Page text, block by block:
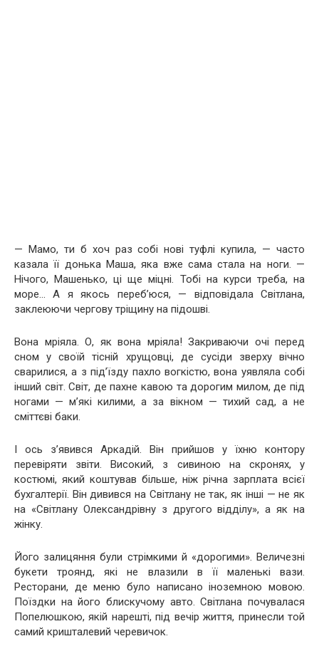
— Мамо, ти б хоч раз собі нові туфлі купила, — часто
казала її донька Маша, яка вже сама стала на ноги. —
Нічого, Машенько, ці ще міцні. Тобі на курси треба, на
море… А я якось переб’юся, — відповідала Світлана,
заклеюючи чергову тріщину на підошві.
Вона мріяла. О, як вона мріяла! Закриваючи очі перед
сном у своїй тісній хрущовці, де сусіди зверху вічно
сварилися, а з під’їзду пахло вогкістю, вона уявляла собі
інший світ. Світ, де пахне кавою та дорогим милом, де під
ногами — м’які килими, а за вікном — тихий сад, а не
сміттєві баки.
І ось з’явився Аркадій. Він прийшов у їхню контору
перевіряти звіти. Високий, з сивиною на скронях, у
костюмі, який коштував більше, ніж річна зарплата всієї
бухгалтерії. Він дивився на Світлану не так, як інші — не як
на «Світлану Олександрівну з другого відділу», а як на
жінку.
Його залицяння були стрімкими й «дорогими». Величезні
букети троянд, які не влазили в її маленькі вази.
Ресторани, де меню було написано іноземною мовою.
Поїздки на його блискучому авто. Світлана почувалася
Попелюшкою, якій нарешті, під вечір життя, принесли той
самий кришталевий черевичок.